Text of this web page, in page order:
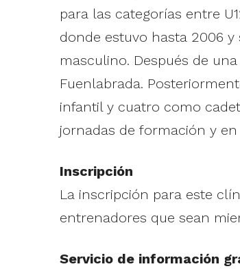
para las categorías entre
donde estuvo hasta 2006
masculino. Después de
Fuenlabrada.
infantil y cuatro como
jornadas de formación y
Inscripción
La inscripción para este
entrenadores que sean
Servicio de información